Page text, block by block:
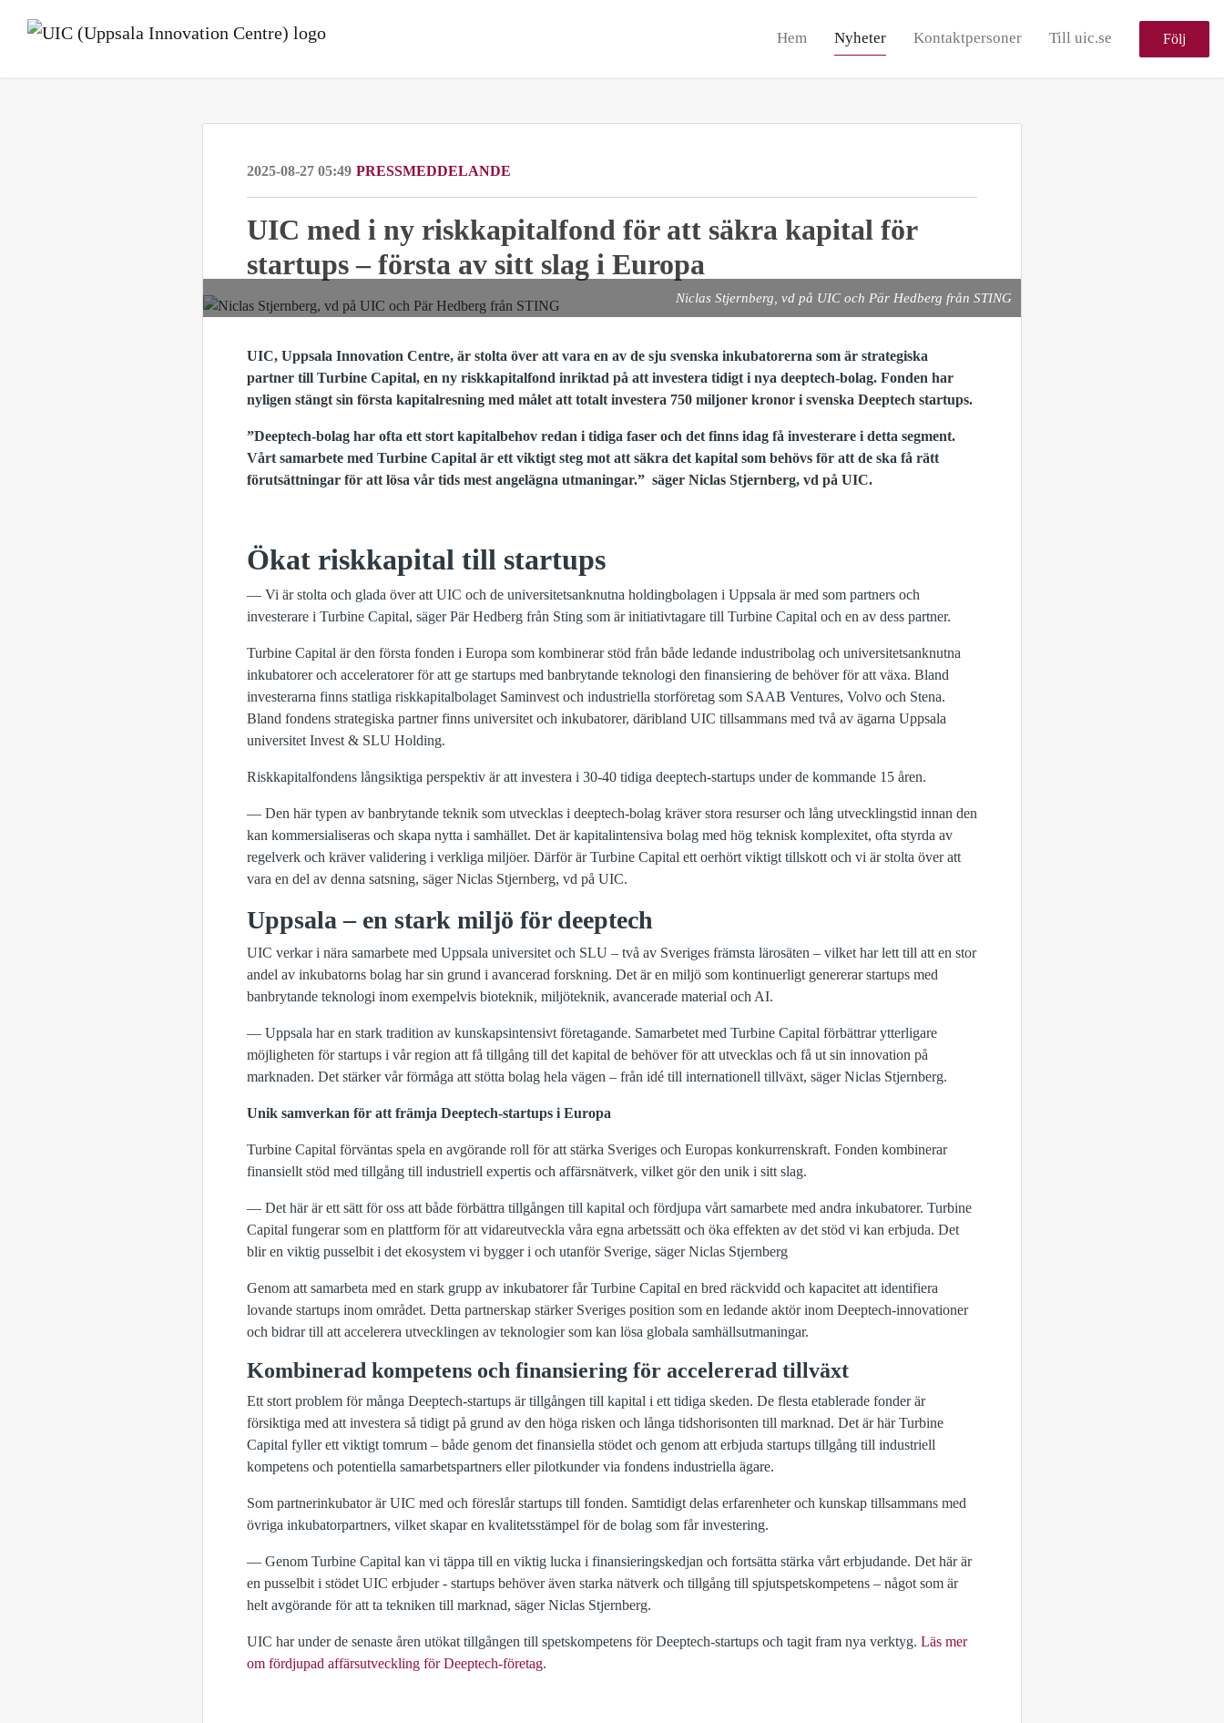
Hem Nyheter Kontaktpersoner Till uic.se Följ
2025-08-27 05:49 PRESSMEDDELANDE
UIC med i ny riskkapitalfond för att säkra kapital för
startups – första av sitt slag i Europa
Niclas Stjernberg, vd på UIC och Pär Hedberg från STING
UIC, Uppsala Innovation Centre, är stolta över att vara en av de sju svenska inkubatorerna som är strategiska
partner till Turbine Capital, en ny riskkapitalfond inriktad på att investera tidigt i nya deeptech-bolag. Fonden har
nyligen stängt sin första kapitalresning med målet att totalt investera 750 miljoner kronor i svenska Deeptech startups.
”Deeptech-bolag har ofta ett stort kapitalbehov redan i tidiga faser och det finns idag få investerare i detta segment.
Vårt samarbete med Turbine Capital är ett viktigt steg mot att säkra det kapital som behövs för att de ska få rätt
förutsättningar för att lösa vår tids mest angelägna utmaningar.” säger Niclas Stjernberg, vd på UIC.
Ökat riskkapital till startups
— Vi är stolta och glada över att UIC och de universitetsanknutna holdingbolagen i Uppsala är med som partners och
investerare i Turbine Capital, säger Pär Hedberg från Sting som är initiativtagare till Turbine Capital och en av dess partner.
Turbine Capital är den första fonden i Europa som kombinerar stöd från både ledande industribolag och universitetsanknutna
inkubatorer och acceleratorer för att ge startups med banbrytande teknologi den finansiering de behöver för att växa. Bland
investerarna finns statliga riskkapitalbolaget Saminvest och industriella storföretag som SAAB Ventures, Volvo och Stena.
Bland fondens strategiska partner finns universitet och inkubatorer, däribland UIC tillsammans med två av ägarna Uppsala
universitet Invest & SLU Holding.
Riskkapitalfondens långsiktiga perspektiv är att investera i 30-40 tidiga deeptech-startups under de kommande 15 åren.
— Den här typen av banbrytande teknik som utvecklas i deeptech-bolag kräver stora resurser och lång utvecklingstid innan den
kan kommersialiseras och skapa nytta i samhället. Det är kapitalintensiva bolag med hög teknisk komplexitet, ofta styrda av
regelverk och kräver validering i verkliga miljöer. Därför är Turbine Capital ett oerhört viktigt tillskott och vi är stolta över att
vara en del av denna satsning, säger Niclas Stjernberg, vd på UIC.
Uppsala – en stark miljö för deeptech
UIC verkar i nära samarbete med Uppsala universitet och SLU – två av Sveriges främsta lärosäten – vilket har lett till att en stor
andel av inkubatorns bolag har sin grund i avancerad forskning. Det är en miljö som kontinuerligt genererar startups med
banbrytande teknologi inom exempelvis bioteknik, miljöteknik, avancerade material och AI.
— Uppsala har en stark tradition av kunskapsintensivt företagande. Samarbetet med Turbine Capital förbättrar ytterligare
möjligheten för startups i vår region att få tillgång till det kapital de behöver för att utvecklas och få ut sin innovation på
marknaden. Det stärker vår förmåga att stötta bolag hela vägen – från idé till internationell tillväxt, säger Niclas Stjernberg.
Unik samverkan för att främja Deeptech-startups i Europa
Turbine Capital förväntas spela en avgörande roll för att stärka Sveriges och Europas konkurrenskraft. Fonden kombinerar
finansiellt stöd med tillgång till industriell expertis och affärsnätverk, vilket gör den unik i sitt slag.
— Det här är ett sätt för oss att både förbättra tillgången till kapital och fördjupa vårt samarbete med andra inkubatorer. Turbine
Capital fungerar som en plattform för att vidareutveckla våra egna arbetssätt och öka effekten av det stöd vi kan erbjuda. Det
blir en viktig pusselbit i det ekosystem vi bygger i och utanför Sverige, säger Niclas Stjernberg
Genom att samarbeta med en stark grupp av inkubatorer får Turbine Capital en bred räckvidd och kapacitet att identifiera
lovande startups inom området. Detta partnerskap stärker Sveriges position som en ledande aktör inom Deeptech-innovationer
och bidrar till att accelerera utvecklingen av teknologier som kan lösa globala samhällsutmaningar.
Kombinerad kompetens och finansiering för accelererad tillväxt
Ett stort problem för många Deeptech-startups är tillgången till kapital i ett tidiga skeden. De flesta etablerade fonder är
försiktiga med att investera så tidigt på grund av den höga risken och långa tidshorisonten till marknad. Det är här Turbine
Capital fyller ett viktigt tomrum – både genom det finansiella stödet och genom att erbjuda startups tillgång till industriell
kompetens och potentiella samarbetspartners eller pilotkunder via fondens industriella ägare.
Som partnerinkubator är UIC med och föreslår startups till fonden. Samtidigt delas erfarenheter och kunskap tillsammans med
övriga inkubatorpartners, vilket skapar en kvalitetsstämpel för de bolag som får investering.
— Genom Turbine Capital kan vi täppa till en viktig lucka i finansieringskedjan och fortsätta stärka vårt erbjudande. Det här är
en pusselbit i stödet UIC erbjuder - startups behöver även starka nätverk och tillgång till spjutspetskompetens – något som är
helt avgörande för att ta tekniken till marknad, säger Niclas Stjernberg.
UIC har under de senaste åren utökat tillgången till spetskompetens för Deeptech-startups och tagit fram nya verktyg. Läs mer
om fördjupad affärsutveckling för Deeptech-företag.